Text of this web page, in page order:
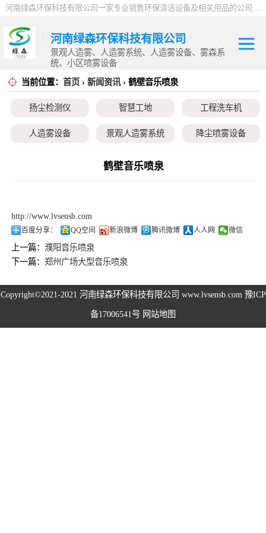
河南绿森环保科技有限公司一家专业销售环保清洁设备及相关用品的公司，产品包括：音乐喷泉、雾森系统、人造雾设备、景观人造雾、人造雾系统、小区喷雾设备、高压喷雾降尘设备、料仓喷雾除尘系统、喷雾降温加湿设备、郑州喷雾消毒设备，等八大系列上百个品种。
河南绿森环保科技有限公司
景观人造雾、人造雾系统、人造雾设备、雾森系
统、小区喷雾设备
当前位置： 首页 › 新闻资讯› 鹤壁音乐喷泉
扬尘检测仪 智慧工地 工程洗车机
人造雾设备 景观人造雾系统 降尘喷雾设备
高空除尘雾桩
鹤壁音乐喷泉
http://www.lvsensb.com
百度分享： QQ空间 新浪微博 腾讯微博 人人网 微信
上一篇：濮阳音乐喷泉
下一篇：郑州广场大型音乐喷泉
Copyright©2021-2021 河南绿森环保科技有限公司 www.lvsensb.com 豫ICP
备17006541号 网站地图
扬尘检测仪
智慧工地
降尘喷雾设备
小区喷雾设备
高空除尘雾桩